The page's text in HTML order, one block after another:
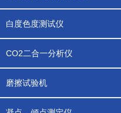
白度色度测试仪
CO2二合一分析仪
磨擦试验机